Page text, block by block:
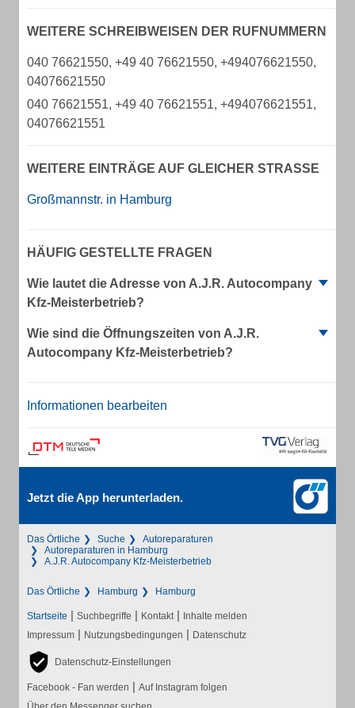
WEITERE SCHREIBWEISEN DER RUFNUMMERN
040 76621550, +49 40 76621550, +494076621550,
04076621550
040 76621551, +49 40 76621551, +494076621551,
04076621551
WEITERE EINTRÄGE AUF GLEICHER STRASSE
Großmannstr. in Hamburg
HÄUFIG GESTELLTE FRAGEN
Wie lautet die Adresse von A.J.R. Autocompany
Kfz-Meisterbetrieb?
Wie sind die Öffnungszeiten von A.J.R.
Autocompany Kfz-Meisterbetrieb?
Informationen bearbeiten
Jetzt die App herunterladen.
Das Örtliche Suche
Autoreparaturen
Autoreparaturen in Hamburg
A.J.R. Autocompany Kfz-Meisterbetrieb
Das Örtliche Hamburg Hamburg
Startseite | Suchbegriffe | Kontakt | Inhalte melden
Impressum | Nutzungsbedingungen | Datenschutz
Datenschutz-Einstellungen
Facebook - Fan werden | Auf Instagram folgen